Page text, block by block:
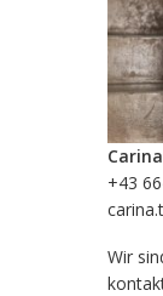
+43
Wir